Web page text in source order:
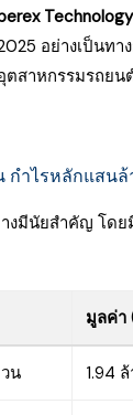
อย่างเป็นทา
สาหกรรมรถย
กำไรหลักแสนล้
งมีนัยสำคัญ โด
มูลค่า
น 1.94